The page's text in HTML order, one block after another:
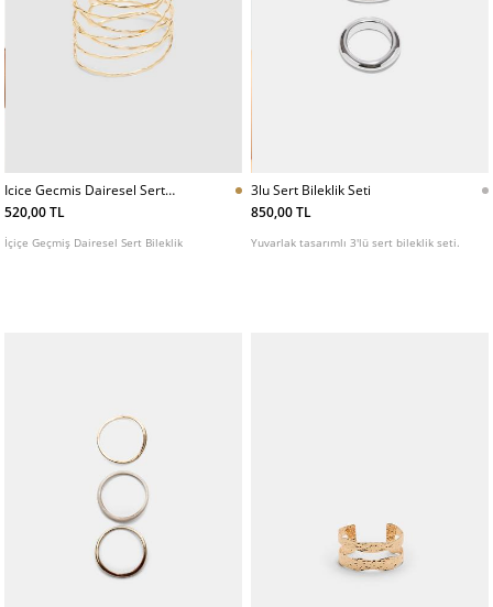
Icice Gecmis Dairesel Sert
Bileklik
520,00 TL
İçiçe Geçmiş Dairesel Sert Bileklik
3lu Sert Bileklik Seti
850,00 TL
Yuvarlak tasarımlı 3'lü sert bileklik seti.